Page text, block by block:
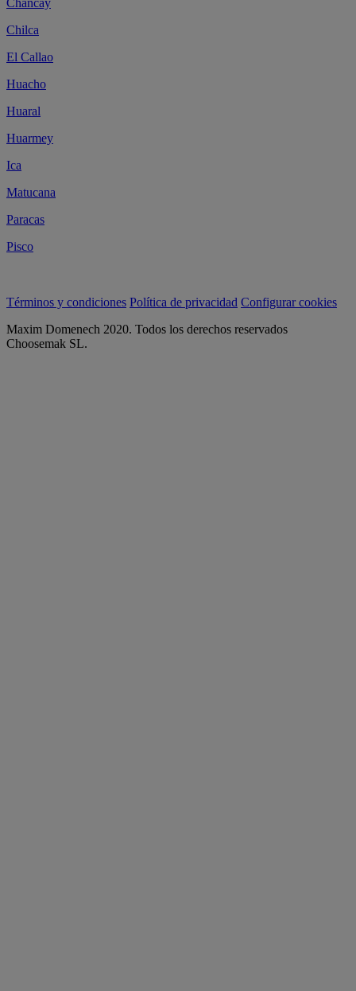
Chancay
Chilca
El Callao
Huacho
Huaral
Huarmey
Ica
Matucana
Paracas
Pisco
Términos y condiciones Política de privacidad Configurar cookies
Maxim Domenech 2020. Todos los derechos reservados
Choosemak SL.